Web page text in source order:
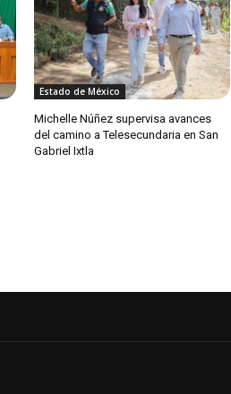
Estado de México
Michelle Núñez supervisa avances
del camino a Telesecundaria en San
Gabriel Ixtla